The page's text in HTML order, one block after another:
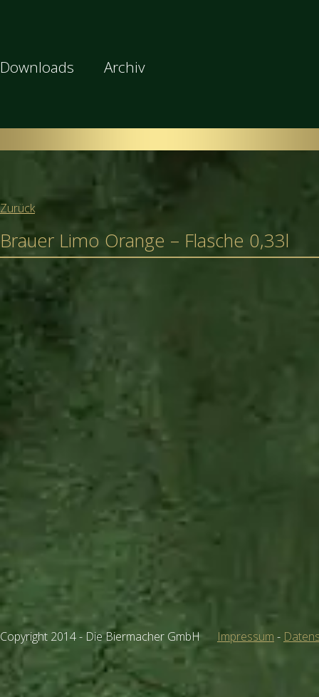
Downloads Archiv
Zurück
Brauer Limo Orange – Flasche 0,33l
Copyright 2014 - Die Biermacher GmbH Impressum -